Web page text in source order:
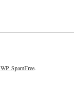
WP-SpamFree.